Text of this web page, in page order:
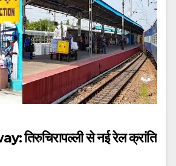
तिरुचिरापल्ली से नई रेल क्रांति